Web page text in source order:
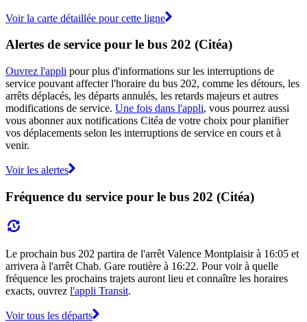
Voir la carte détaillée pour cette ligne
Alertes de service pour le bus 202 (Citéa)
Ouvrez l'appli pour plus d'informations sur les interruptions de
service pouvant affecter l'horaire du bus 202, comme les détours, les
arrêts déplacés, les départs annulés, les retards majeurs et autres
modifications de service. Une fois dans l'appli, vous pourrez aussi
vous abonner aux notifications Citéa de votre choix pour planifier
vos déplacements selon les interruptions de service en cours et à
venir.
Voir les alertes
Fréquence du service pour le bus 202 (Citéa)
Le prochain bus 202 partira de l'arrêt Valence Montplaisir à 16:05 et
arrivera à l'arrêt Chab. Gare routière à 16:22. Pour voir à quelle
fréquence les prochains trajets auront lieu et connaître les horaires
exacts, ouvrez l'appli Transit.
Voir tous les départs